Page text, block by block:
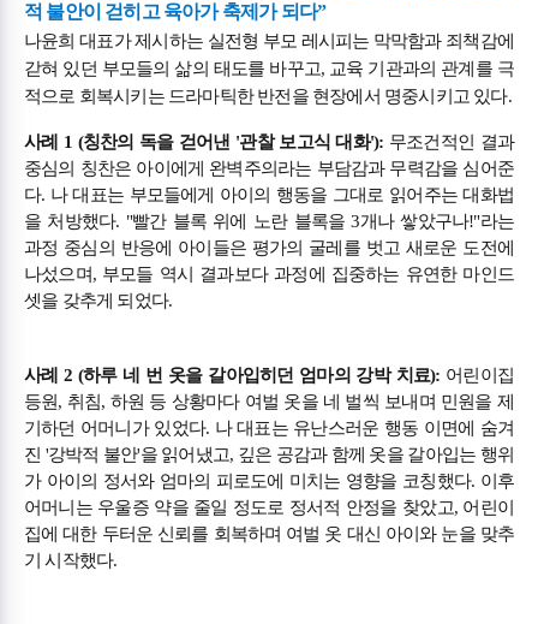
적 불안이 걷히고 육아가 축제가 되다”
나윤희 대표가 제시하는 실전형 부모 레시피는 막막함과 죄책감에
갇혀 있던 부모들의 삶의 태도를 바꾸고, 교육 기관과의 관계를 극
적으로 회복시키는 드라마틱한 반전을 현장에서 명중시키고 있다.
사례 1 (칭찬의 독을 걷어낸 '관찰 보고식 대화'): 무조건적인 결과
중심의 칭찬은 아이에게 완벽주의라는 부담감과 무력감을 심어준
다. 나 대표는 부모들에게 아이의 행동을 그대로 읽어주는 대화법
을 처방했다. "빨간 블록 위에 노란 블록을 3개나 쌓았구나!"라는
과정 중심의 반응에 아이들은 평가의 굴레를 벗고 새로운 도전에
나섰으며, 부모들 역시 결과보다 과정에 집중하는 유연한 마인드
셋을 갖추게 되었다.
사례 2 (하루 네 번 옷을 갈아입히던 엄마의 강박 치료): 어린이집
등원, 취침, 하원 등 상황마다 여벌 옷을 네 벌씩 보내며 민원을 제
기하던 어머니가 있었다. 나 대표는 유난스러운 행동 이면에 숨겨
진 '강박적 불안'을 읽어냈고, 깊은 공감과 함께 옷을 갈아입는 행위
가 아이의 정서와 엄마의 피로도에 미치는 영향을 코칭했다. 이후
어머니는 우울증 약을 줄일 정도로 정서적 안정을 찾았고, 어린이
집에 대한 두터운 신뢰를 회복하며 여벌 옷 대신 아이와 눈을 맞추
기 시작했다.